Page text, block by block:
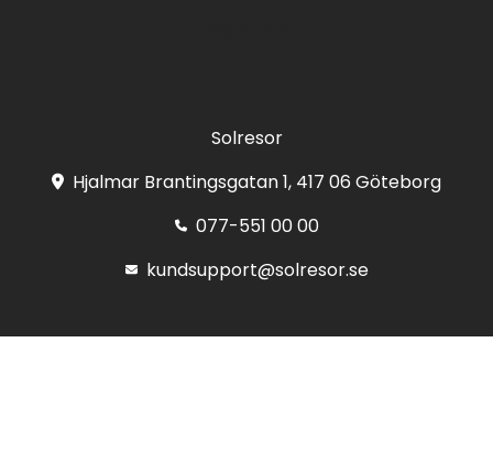
Solresor
Hjalmar Brantingsgatan 1, 417 06 Göteborg
077-551 00 00
kundsupport@solresor.se